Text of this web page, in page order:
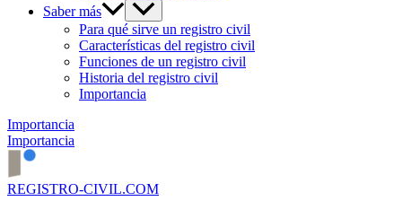
Saber más
Para qué sirve un registro civil
Características del registro civil
Funciones de un registro civil
Historia del registro civil
Importancia
Importancia
Importancia
REGISTRO-CIVIL.COM